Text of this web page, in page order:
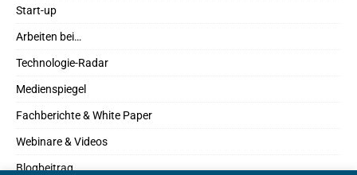
Start-up
Arbeiten bei…
Technologie-Radar
Medienspiegel
Fachberichte & White Paper
Webinare & Videos
Blogbeitrag